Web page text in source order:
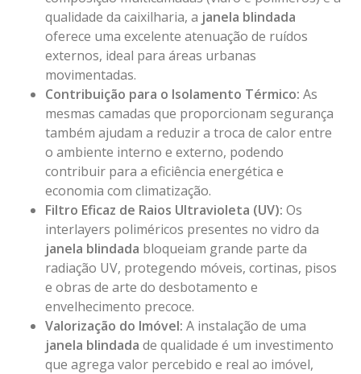
qualidade da caixilharia, a janela blindada
oferece uma excelente atenuação de ruídos
externos, ideal para áreas urbanas
movimentadas.
Contribuição para o Isolamento Térmico: As
mesmas camadas que proporcionam segurança
também ajudam a reduzir a troca de calor entre
o ambiente interno e externo, podendo
contribuir para a eficiência energética e
economia com climatização.
Filtro Eficaz de Raios Ultravioleta (UV): Os
interlayers poliméricos presentes no vidro da
janela blindada bloqueiam grande parte da
radiação UV, protegendo móveis, cortinas, pisos
e obras de arte do desbotamento e
envelhecimento precoce.
Valorização do Imóvel: A instalação de uma
janela blindada de qualidade é um investimento
que agrega valor percebido e real ao imóvel,